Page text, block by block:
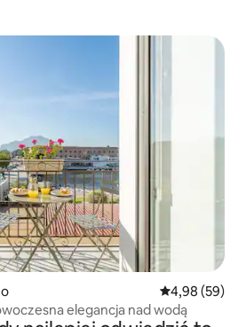
Średnia
4,98 (59)
elegancja nad wodą